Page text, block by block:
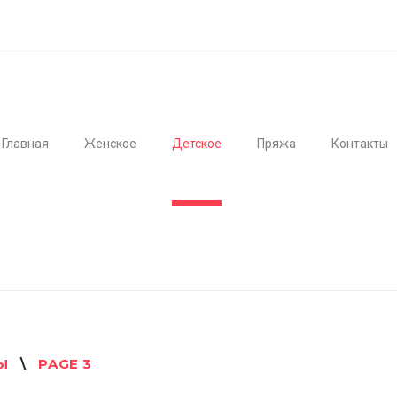
Главная Женское Детское Пряжа Контакты
\ PAGE 3